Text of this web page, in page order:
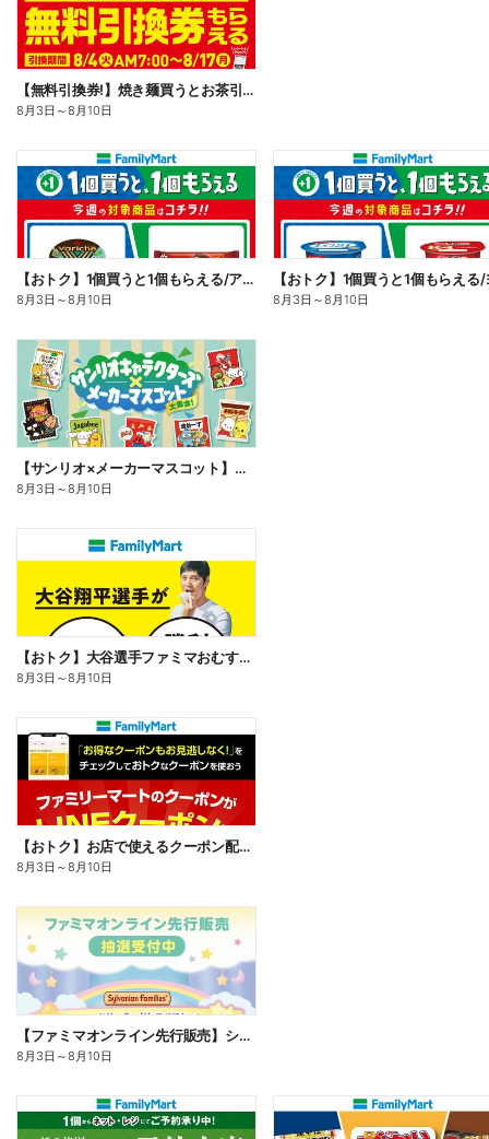
【無料引換券!】焼き麺買うとお茶引換券貰える!
8月3日 ～8月10日
【おトク】1個買うと1個もらえる/アイス
8月3日 ～8月10日 8月3日 ～8月10日
【サンリオ×メーカーマスコット】オリジナルグッズ貰える!
8月3日 ～8月10日
【おトク】大谷選手ファミマおむすび割
8月3日 ～8月10日
【おトク】お店で使えるクーポン配信中
8月3日 ～8月10日
【ファミマオンライン先行販売】シルバニアファミリー
8月3日 ～8月10日